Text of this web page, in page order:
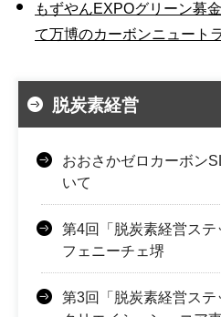
もずやんEXPOグリーン募
て万博のカーボンニュート
脱炭素経営
おおさかゼロカーボン
いて
第4回「脱炭素経営ス
フェニーチェ堺
第3回「脱炭素経営ス